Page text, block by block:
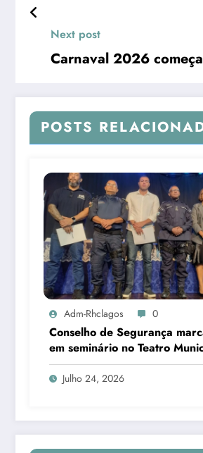
Next post
Carnaval 2026
POSTS
Adm-Rhclagos 0
Conselho de Segurança
em seminário no Teatro
Julho 24, 2026